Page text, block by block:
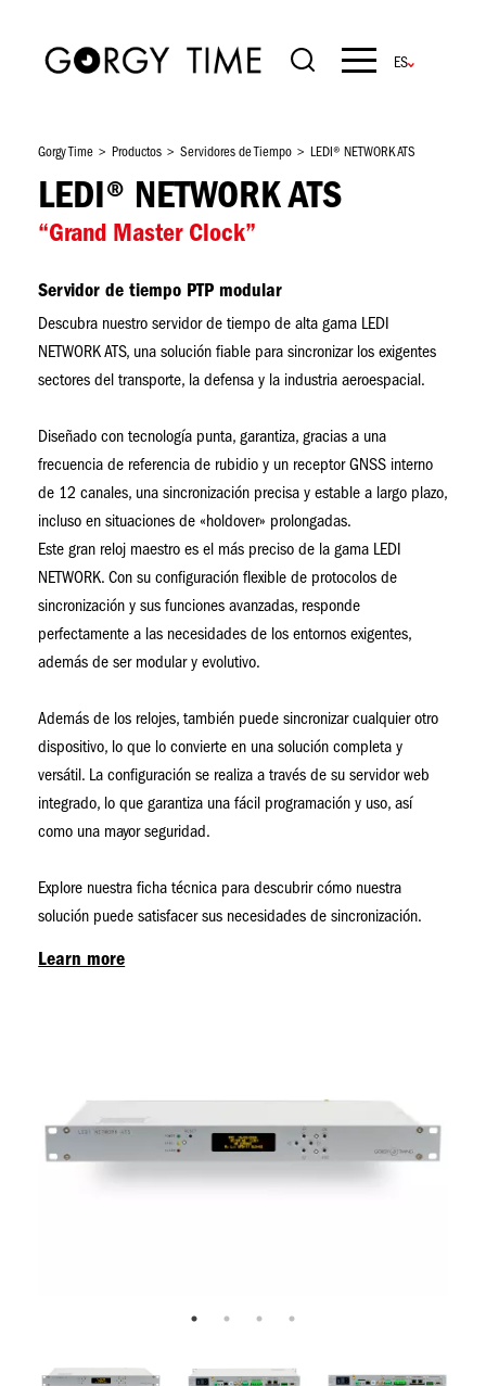
contenido
principal
Navigation
Gorgy Time Productos Servidores de Tiempo LEDI® NETWORK ATS
LEDI® NETWORK ATS
“Grand Master Clock”
Servidor de tiempo PTP modular
Descubra nuestro servidor de tiempo de alta gama LEDI
NETWORK ATS, una solución fiable para sincronizar los exigentes
sectores del transporte, la defensa y la industria aeroespacial.
Diseñado con tecnología punta, garantiza, gracias a una
frecuencia de referencia de rubidio y un receptor GNSS interno
de 12 canales, una sincronización precisa y estable a largo plazo,
incluso en situaciones de «holdover» prolongadas.
Este gran reloj maestro es el más preciso de la gama LEDI
NETWORK. Con su configuración flexible de protocolos de
sincronización y sus funciones avanzadas, responde
perfectamente a las necesidades de los entornos exigentes,
además de ser modular y evolutivo.
Además de los relojes, también puede sincronizar cualquier otro
dispositivo, lo que lo convierte en una solución completa y
versátil. La configuración se realiza a través de su servidor web
integrado, lo que garantiza una fácil programación y uso, así
como una mayor seguridad.
Explore nuestra ficha técnica para descubrir cómo nuestra
solución puede satisfacer sus necesidades de sincronización.
Learn more